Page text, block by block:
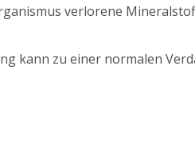
verlorene
kann zu einer normalen